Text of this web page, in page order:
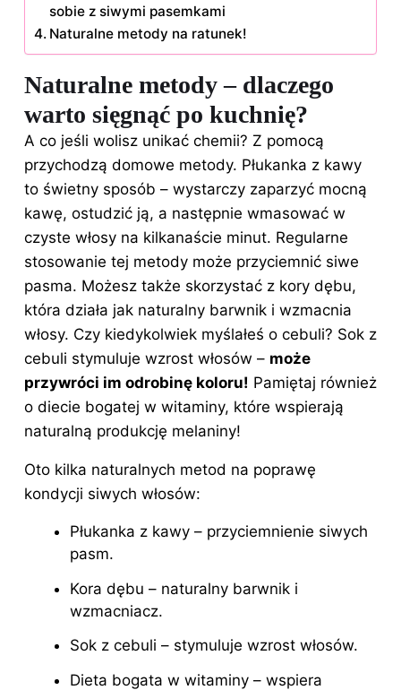
sobie z siwymi pasemkami
Naturalne metody na ratunek!
Naturalne metody – dlaczego
warto sięgnąć po kuchnię?
A co jeśli wolisz unikać chemii? Z pomocą
przychodzą domowe metody. Płukanka z kawy
to świetny sposób – wystarczy zaparzyć mocną
kawę, ostudzić ją, a następnie wmasować w
czyste włosy na kilkanaście minut. Regularne
stosowanie tej metody może przyciemnić siwe
pasma. Możesz także skorzystać z kory dębu,
która działa jak naturalny barwnik i wzmacnia
włosy. Czy kiedykolwiek myślałeś o cebuli? Sok z
cebuli stymuluje wzrost włosów – może
przywróci im odrobinę koloru! Pamiętaj również
o diecie bogatej w witaminy, które wspierają
naturalną produkcję melaniny!
Oto kilka naturalnych metod na poprawę
kondycji siwych włosów:
Płukanka z kawy – przyciemnienie siwych
pasm.
Kora dębu – naturalny barwnik i
wzmacniacz.
Sok z cebuli – stymuluje wzrost włosów.
Dieta bogata w witaminy – wspiera